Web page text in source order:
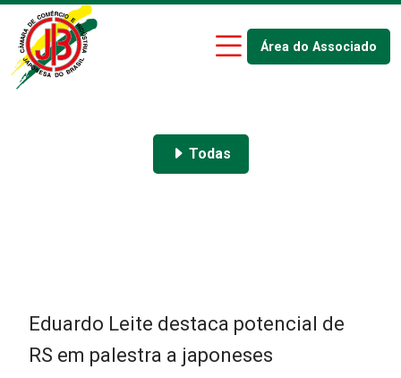
Área do Associado
Todas
Eduardo Leite destaca potencial de
RS em palestra a japoneses